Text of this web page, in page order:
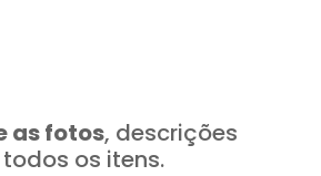
as fotos, descrições
os itens.